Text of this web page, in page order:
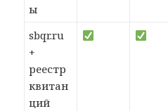
ы
sbqr.ru
+
реестр
квитан
ций